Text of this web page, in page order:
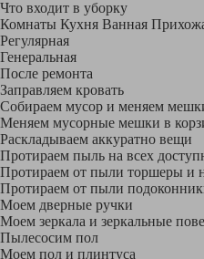
Что входит в уборку
Регу­лярная
Гене­ральная
После ремонта
Заправляем кровать
Собираем мусор и меняем
Меняем мусорные мешки в
Раскладываем аккуратно вещи
Протираем пыль на всех
Протираем от пыли торшеры и
Протираем от пыли
Моем дверные ручки
Моем зеркала и зеркальные
Пылесосим пол
Моем пол и плинтуса